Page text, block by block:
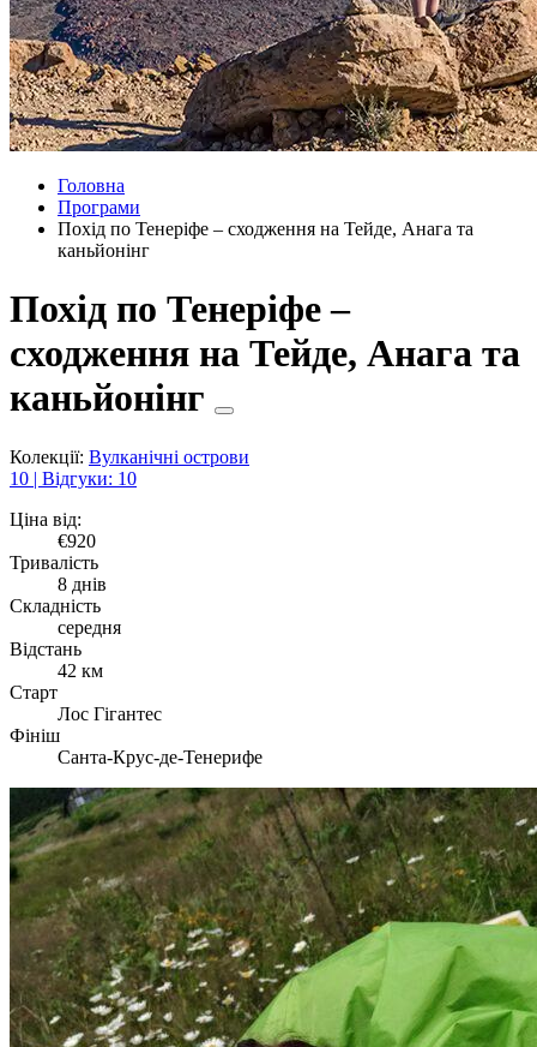
Головна
Програми
Похід по Тенеріфе – сходження на Тейде, Анага та
каньйонінг
Похід по Тенеріфе –
сходження на Тейде, Анага та
каньйонінг
Колекції: Вулканічні острови
10 | Відгуки: 10
Ціна від:
€920
Тривалість
8 днів
Складність
середня
Відстань
42 км
Старт
Лос Гігантес
Фініш
Санта-Крус-де-Тенерифе